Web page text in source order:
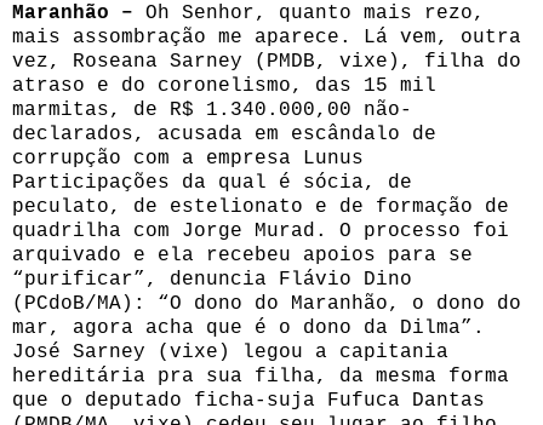
Maranhão – Oh Senhor, quanto mais rezo,
mais assombração me aparece. Lá vem, outra
vez, Roseana Sarney (PMDB, vixe), filha do
atraso e do coronelismo, das 15 mil
marmitas, de R$ 1.340.000,00 não-
declarados, acusada em escândalo de
corrupção com a empresa Lunus
Participações da qual é sócia, de
peculato, de estelionato e de formação de
quadrilha com Jorge Murad. O processo foi
arquivado e ela recebeu apoios para se
“purificar”, denuncia Flávio Dino
(PCdoB/MA): “O dono do Maranhão, o dono do
mar, agora acha que é o dono da Dilma”.
José Sarney (vixe) legou a capitania
hereditária pra sua filha, da mesma forma
que o deputado ficha-suja Fufuca Dantas